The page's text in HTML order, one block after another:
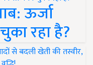
ऊर्जा
रहा है?